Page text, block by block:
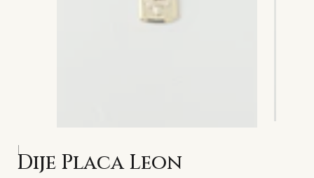
|
Dije Placa Leon